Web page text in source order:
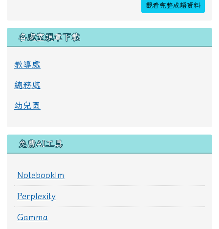
觀看完整成語資料
各處室規章下載
教導處
總務處
幼兒園
免費AI工具
Notebooklm
Perplexity
Gamma